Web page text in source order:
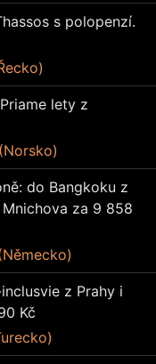
s polopenzí.
lety z
do Bangkoku z
za 9 858
z Prahy i
Kč